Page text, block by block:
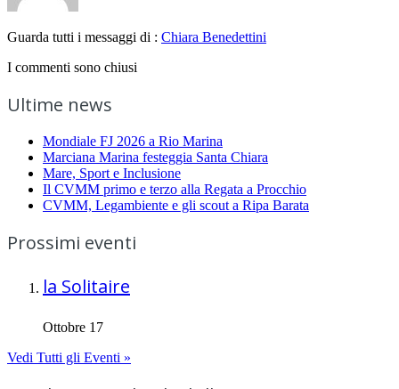
Guarda tutti i messaggi di : Chiara Benedettini
I commenti sono chiusi
Ultime news
Mondiale FJ 2026 a Rio Marina
Marciana Marina festeggia Santa Chiara
Mare, Sport e Inclusione
Il CVMM primo e terzo alla Regata a Procchio
CVMM, Legambiente e gli scout a Ripa Barata
Prossimi eventi
la Solitaire
Ottobre 17
Vedi Tutti gli Eventi »